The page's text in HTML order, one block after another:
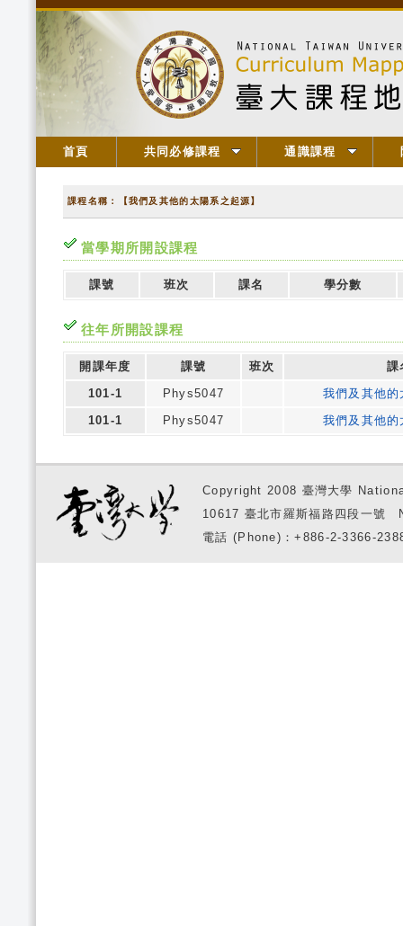
首頁 共同必修課程 通識課程
課程名稱：【我們及其他的太陽系之起源】
當學期所開設課程
課號 班次 課名 學分數
往年所開設課程
開課年度 課號 班次
課
101-1
Phys5047
我們及其他
101-1
Phys5047 我們及其他
Copyright 2008 臺灣大學
10617 臺北市羅斯福路四段一
電話 (Phone)：+886-2-3366-